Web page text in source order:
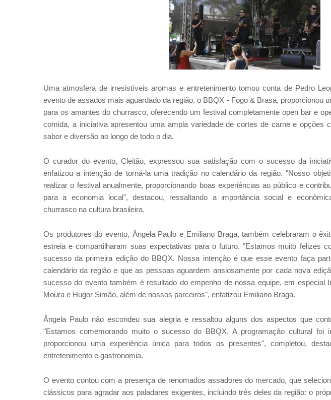
Uma atmosfera de irresistíveis aromas e entretenimento tomou conta de Pedro
evento de assados mais aguardado da região, o BBQX - Fogo & Brasa, proporcionou
para os amantes do churrasco, oferecendo um festival completamente open bar e
comida, a iniciativa apresentou uma ampla variedade de cortes de carne e opções
sabor e diversão ao longo de todo o dia.
O curador do evento, Cleitão, expressou sua satisfação com o sucesso da
enfatizou a intenção de torná-la uma tradição no calendário da região. "Nosso
realizar o festival anualmente, proporcionando boas experiências ao público e
para a economia local", destacou, ressaltando a importância social e
churrasco na cultura brasileira.
Os produtores do evento, Ângela Paulo e Emiliano Braga, também celebraram o
estreia e compartilharam suas expectativas para o futuro. "Estamos muito felizes
sucesso da primeira edição do BBQX. Nossa intenção é que esse evento faça
calendário da região e que as pessoas aguardem ansiosamente por cada nova
sucesso do evento também é resultado do empenho de nossa equipe, em especial
Moura e Hugor Simão, além de nossos parceiros", enfatizou Emiliano Braga.
Ângela Paulo não escondeu sua alegria e ressaltou alguns dos aspectos que
"Estamos comemorando muito o sucesso do BBQX. A programação cultural foi
proporcionou uma experiência única para todos os presentes", completou,
entretenimento e gastronomia.
O evento contou com a presença de renomados assadores do mercado, que
clássicos para agradar aos paladares exigentes, incluindo três deles da região: o